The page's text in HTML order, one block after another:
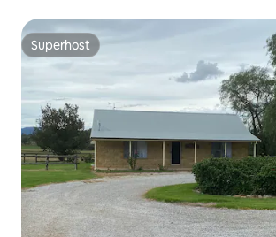
Superhost
Superhost